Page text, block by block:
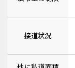
接道状況